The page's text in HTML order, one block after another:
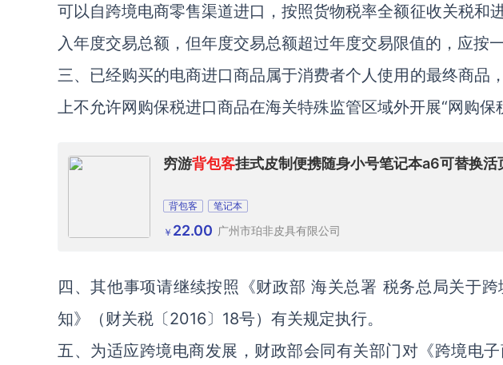
可以自跨境电商零售渠道进口，按照货物税率全额征收关税和
入年度交易总额，但年度交易总额超过年度交易限值的，应按
三、已经购买的电商进口商品属于消费者个人使用的最终商品
上不允许网购保税进口商品在海关特殊监管区域外开展“网购保
穷游背包客挂式皮制便携随身小号笔记本a6可替换活
背包客 笔记本
￥ 22.00 广州市珀非皮具有限公司
四、其他事项请继续按照《财政部 海关总署 税务总局关于
知》（财关税〔2016〕18号）有关规定执行。
五、为适应跨境电商发展，财政部会同有关部门对《跨境电